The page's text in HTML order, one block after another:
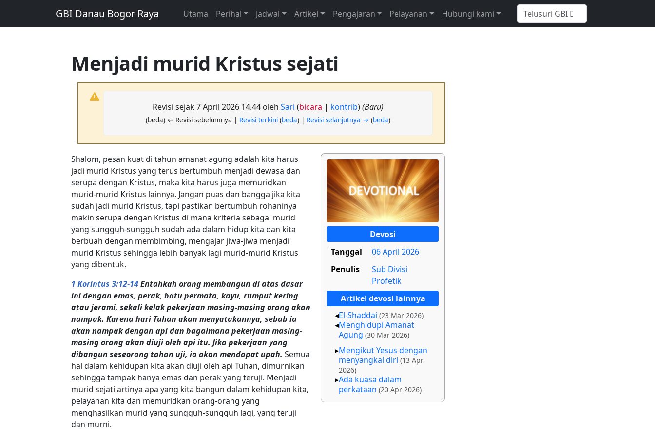
GBI Danau Bogor Raya Utama Perihal Jadwal Artikel Pengajaran Pelayanan Hubungi kami
Menjadi murid Kristus sejati
Revisi sejak 7 April 2026 14.44 olehSari (bicara | kontrib)(Baru)
(beda) ← Revisi sebelumnya | Revisi terkini (beda) | Revisi selanjutnya → (beda)
Devosi
Tanggal
06 April 2026
Penulis
Sub Divisi
Profetik
Artikel devosi lainnya
El-Shaddai (23 Mar 2026)
Menghidupi Amanat
Agung (30 Mar 2026)
Mengikut Yesus dengan
menyangkal diri (13 Apr
2026)
Ada kuasa dalam
perkataan (20 Apr 2026)
Shalom, pesan kuat di tahun amanat agung adalah kita harus
jadi murid Kristus yang terus bertumbuh menjadi dewasa dan
serupa dengan Kristus, maka kita harus juga memuridkan
murid-murid Kristus lainnya. Jangan puas dan bangga jika kita
sudah jadi murid Kristus, tapi pastikan bertumbuh rohaninya
makin serupa dengan Kristus di mana kriteria sebagai murid
yang sungguh-sungguh sudah ada dalam hidup kita dan kita
berbuah dengan membimbing, mengajar jiwa-jiwa menjadi
murid Kristus sehingga lebih banyak lagi murid-murid Kristus
yang dibentuk.
1 Korintus 3:12-14Entahkah orang membangun di atas dasar
ini dengan emas, perak, batu permata, kayu, rumput kering
atau jerami, sekali kelak pekerjaan masing-masing orang akan
nampak. Karena hari Tuhan akan menyatakannya, sebab ia
akan nampak dengan api dan bagaimana pekerjaan masing-
masing orang akan diuji oleh api itu. Jika pekerjaan yang
dibangun seseorang tahan uji, ia akan mendapat upah. Semua
hal dalam kehidupan kita akan diuji oleh api Tuhan, dimurnikan
sehingga tampak hanya emas dan perak yang teruji. Menjadi
murid sejati artinya apa yang kita bangun dalam kehidupan kita,
pelayanan kita dan memuridkan orang-orang yang
menghasilkan murid yang sungguh-sungguh lagi, yang teruji
dan murni.